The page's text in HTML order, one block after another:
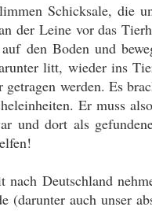
Schicksale, die
der Leine vor das
den Boden und
litt, wieder ins
werden. Es
Er muss
und dort als
Deutschland
(darunter auch unser